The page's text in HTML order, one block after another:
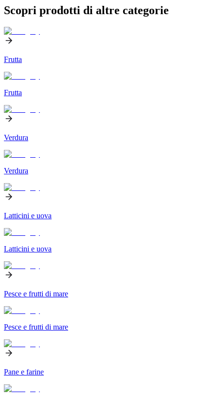
Scopri prodotti di altre categorie
Frutta
Frutta
Verdura
Verdura
Latticini e uova
Latticini e uova
Pesce e frutti di mare
Pesce e frutti di mare
Pane e farine